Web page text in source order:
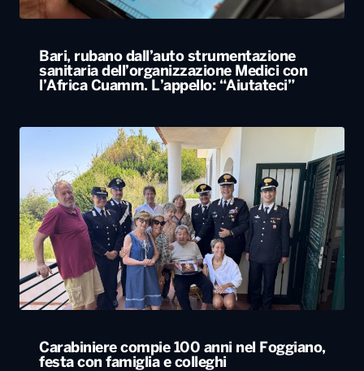
Bari, rubano dall’auto strumentazione
sanitaria dell’organizzazione Medici con
l’Africa Cuamm. L’appello: “Aiutateci”
Carabiniere compie 100 anni nel Foggiano,
festa con famiglia e colleghi